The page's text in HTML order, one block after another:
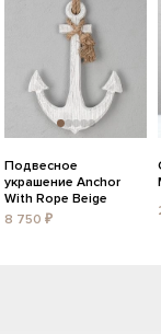
Подвесное
украшение Anchor
With Rope Beige
8 750 ₽